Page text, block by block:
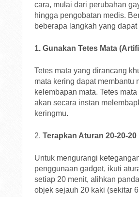
cara, mulai dari perubahan
hingga pengobatan medis.
beberapa langkah yang
1. Gunakan Tetes Mata
Tetes mata yang dirancang
mata kering dapat membantu
kelembapan mata. Tetes
akan secara instan
keringmu.
2. Terapkan Aturan 20-20-20
Untuk mengurangi
penggunaan gadget, ikuti
setiap 20 menit, alihkan
objek sejauh 20 kaki (sekitar